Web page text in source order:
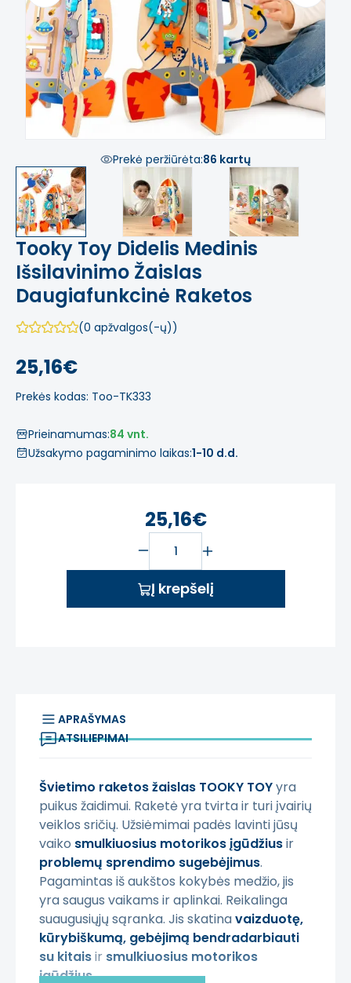
Prekė peržiūrėta:86 kartų
Tooky Toy Didelis Medinis
Išsilavinimo Žaislas
Daugiafunkcinė Raketos
(0 apžvalgos(-ų))
25,16€
Prekės kodas: Too-TK333
Prieinamumas:84 vnt.
Užsakymo pagaminimo laikas:1-10 d.d.
25,16€
Į krepšelį
APRAŠYMAS
ATSILIEPIMAI
Švietimo raketos žaislas TOOKY TOYyra
puikus žaidimui. Raketė yra tvirta ir turi įvairių
veiklos sričių. Užsiėmimai padės lavinti jūsų
vaiko smulkiuosius motorikos įgūdžiusir
problemų sprendimo sugebėjimus.
Pagamintas iš aukštos kokybės medžio, jis
yra saugus vaikams ir aplinkai. Reikalinga
suaugusiųjų sąranka. Jis skatinavaizduotę,
kūrybiškumą, gebėjimą bendradarbiauti
su kitaisir smulkiuosius motorikos
įgūdžius.